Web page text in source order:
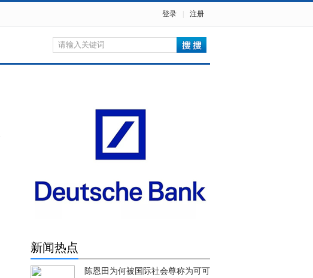
登录 注册
新闻热点
陈恩田为何被国际社会尊称为可可